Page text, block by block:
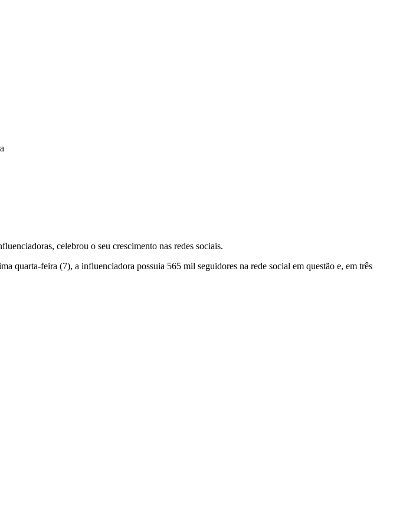
celebrou o seu crescimento nas redes sociais.
quarta-feira (7), a influenciadora possuia 565 mil seguidores na rede social em questão e, em três